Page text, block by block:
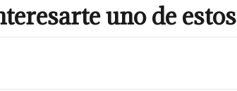
uno de estos